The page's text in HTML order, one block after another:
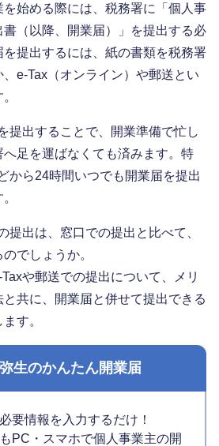
始める際には、税務署に「個人事
（以降、開業届）」を提出する必
提出するには、紙の書類を税務署
e-Tax（オンライン）や郵送とい
提出することで、開業準備で忙し
足を運ばなくても済みます。特
から24時間いつでも開業届を提出
提出は、窓口での提出と比べて、
でしょうか。
や郵送での提出について、メリ
共に、開業届と併せて提出できる
す。
弥生のかんたん開業届
要情報を入力するだけ！
PC・スマホで個人事業主の開